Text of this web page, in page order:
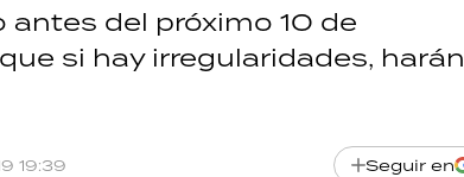
del próximo 10 de
si hay irregularidades, harán
19:39 Seguir en